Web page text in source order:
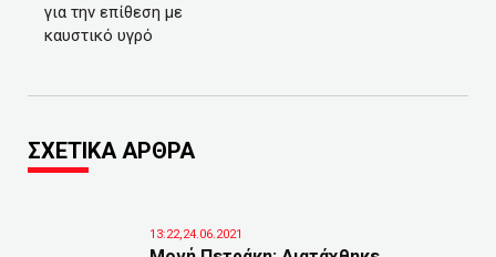
για την επίθεση με
καυστικό υγρό
ΣΧΕΤΙΚΑ ΑΡΘΡΑ
13:22,24.06.2021